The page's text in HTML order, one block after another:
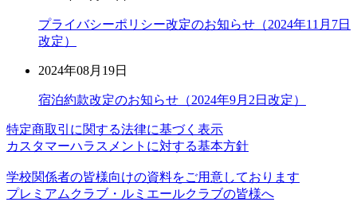
プライバシーポリシー改定のお知らせ（2024年11月7日
改定）
2024年08月19日
宿泊約款改定のお知らせ（2024年9月2日改定）
特定商取引に関する法律に基づく表示
カスタマーハラスメントに対する基本方針
学校関係者の皆様向けの資料をご用意しております
プレミアムクラブ・ルミエールクラブの皆様へ